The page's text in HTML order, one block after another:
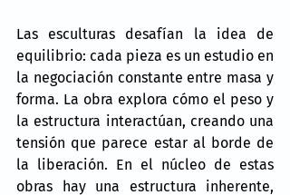
Las esculturas desafían la idea de
equilibrio: cada pieza es un estudio en
la negociación constante entre masa y
forma. La obra explora cómo el peso y
la estructura interactúan, creando una
tensión que parece estar al borde de
la liberación. En el núcleo de estas
obras hay una estructura inherente,